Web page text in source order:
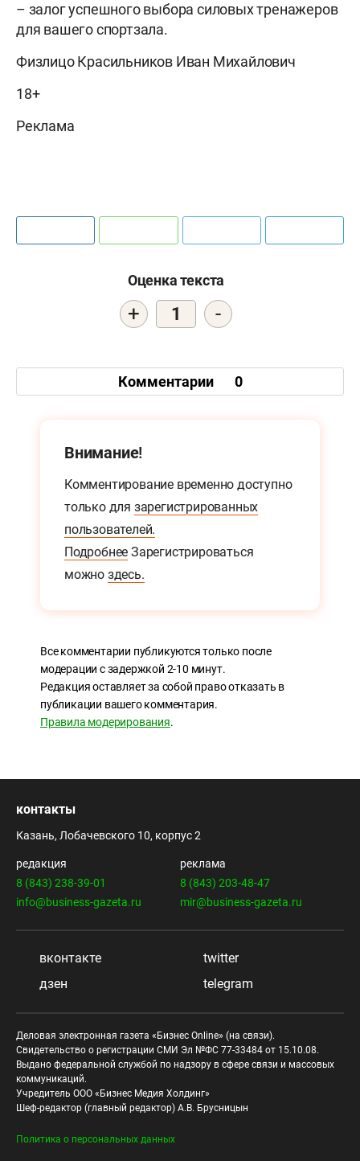
– залог успешного выбора силовых тренажеров
для вашего спортзала.
Физлицо Красильников Иван Михайлович
18+
Реклама
Оценка текста
+ 1 -
Комментарии 0
Внимание!
Комментирование временно доступно
только для зарегистрированных
пользователей.
Подробнее Зарегистрироваться
можно здесь.
Все комментарии публикуются только после
модерации с задержкой 2-10 минут.
Редакция оставляет за собой право отказать в
публикации вашего комментария.
Правила модерирования.
контакты
Казань, Лобачевского 10, корпус 2
редакция
8 (843) 238-39-01
info@business-gazeta.ru
реклама
8 (843) 203-48-47
mir@business-gazeta.ru
вконтакте
twitter
дзен
telegram
Деловая электронная газета «Бизнес Online» (на связи).
Свидетельство о регистрации СМИ Эл №ФС 77-33484 от 15.10.08.
Выдано федеральной службой по надзору в сфере связи и массовых
коммуникаций.
Учредитель ООО «Бизнес Медия Холдинг»
Шеф-редактор (главный редактор) А.В. Брусницын
Политика о персональных данных